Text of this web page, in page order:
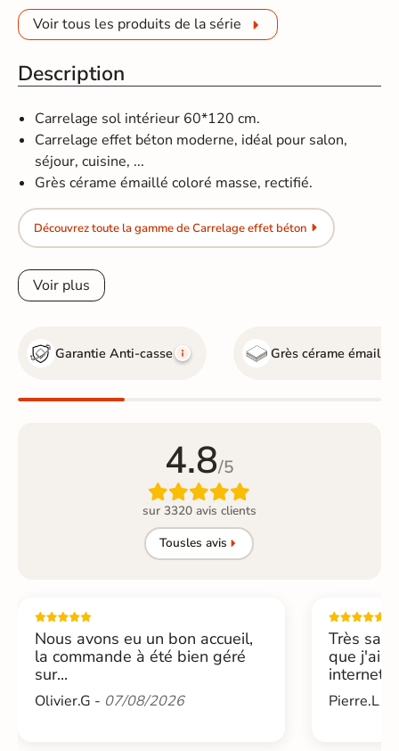
Voir tous les produits de la série
Description
Carrelage sol intérieur 60*120 cm.
Carrelage effet béton moderne, idéal pour salon,
séjour, cuisine, ...
Grès cérame émaillé coloré masse, rectifié.
Découvrez toute la gamme de Carrelage effet béton
Voir plus
Garantie Anti-casse Grès cérame émaillé
4.8/5

sur 3320 avis clients
Tousles avis
Nous avons eu un bon accueil,
la commande à été bien géré
sur...
Olivier.G - 07/08/2026
Très
que j'ai
internet....
Pierre.L -